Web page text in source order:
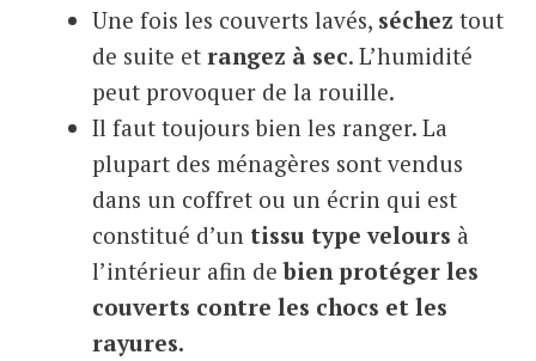
Une fois les couverts lavés, séchez tout
de suite et rangez à sec. L’humidité
peut provoquer de la rouille.
Il faut toujours bien les ranger. La
plupart des ménagères sont vendus
dans un coffret ou un écrin qui est
constitué d’un tissu type velours à
l’intérieur afin debien protéger les
couverts contre les chocs et les
rayures.